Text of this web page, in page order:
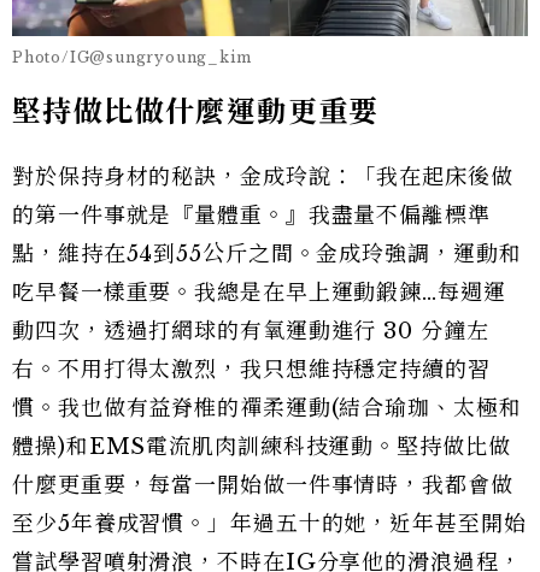
Photo/IG@sungryoung_kim
堅持做比做什麼運動更重要
對於保持身材的秘訣，金成玲說：「我在起床後做
的第一件事就是『量體重。』我盡量不偏離標準
點，維持在54到55公斤之間。金成玲強調，運動和
吃早餐一樣重要。我總是在早上運動鍛鍊…每週運
動四次，透過打網球的有氧運動進行 30 分鐘左
右。不用打得太激烈，我只想維持穩定持續的習
慣。我也做有益脊椎的禪柔運動(結合瑜珈、太極和
體操)和EMS電流肌肉訓練科技運動。堅持做比做
什麼更重要，每當一開始做一件事情時，我都會做
至少5年養成習慣。」年過五十的她，近年甚至開始
嘗試學習噴射滑浪，不時在IG分享他的滑浪過程，